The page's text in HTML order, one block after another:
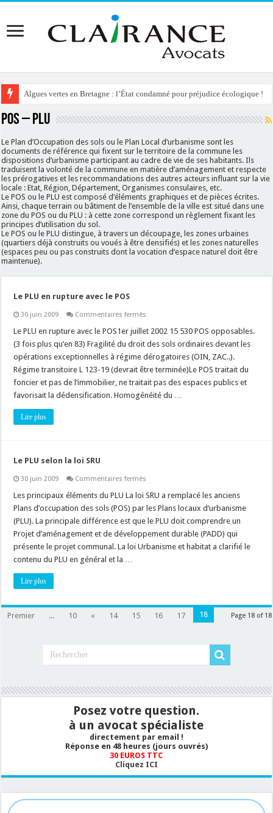
Algues vertes en Bretagne : l’État condamné pour préjudice écologique !
POS – PLU
Le Plan d’Occupation des sols ou le Plan Local d’urbanisme sont les
documents de référence qui fixent sur le territoire de la commune les
dispositions d’urbanisme participant au cadre de vie de ses habitants. Ils
traduisent la volonté de la commune en matière d’aménagement et respecte
les prérogatives et les recommandations des autres acteurs influant sur la vie
locale : Etat, Région, Département, Organismes consulaires, etc.
Le POS ou le PLU est composé d’éléments graphiques et de pièces écrites.
Ainsi, chaque terrain ou bâtiment de l’ensemble de la ville est situé dans une
zone du POS ou du PLU : à cette zone correspond un règlement fixant les
principes d’utilisation du sol.
Le POS ou le PLU distingue, à travers un découpage, les zones urbaines
(quartiers déjà construits ou voués à être densifiés) et les zones naturelles
(espaces peu ou pas construits dont la vocation d’espace naturel doit être
maintenue).
Le PLU en rupture avec le POS
30 juin 2009 Commentaires fermés
PLU
rupture
avec
le
POS
Le PLU en rupture avec le POS1er juillet 2002 15 530 POS opposables.
(3 fois plus qu’en 83) Fragilité du droit des sols ordinaires devant les
opérations exceptionnelles à régime dérogatoires (OIN, ZAC..).
Régime transitoire L 123-19 (devrait être terminée)Le POS traitait du
foncier et pas de l’immobilier, ne traitait pas des espaces publics et
favorisait la dédensification. Homogénéité du …
Lire plus
Le PLU selon la loi SRU
30 juin 2009 Commentaires fermés
PLU
la
loi
SRU
Les principaux éléments du PLU La loi SRU a remplacé les anciens
Plans d’occupation des sols (POS) par les Plans locaux d’urbanisme
(PLU). La principale différence est que le PLU doit comprendre un
Projet d’aménagement et de développement durable (PADD) qui
présente le projet communal. La loi Urbanisme et habitat a clarifié le
contenu du PLU en général et la …
Lire plus
Page 18 of 18
Premier ... 10 « 14 15 16 17 18
Posez votre question.
à un avocat spécialiste
directement par email !
Réponse en 48 heures (jours ouvrés)
30 EUROS TTC
Cliquez ICI